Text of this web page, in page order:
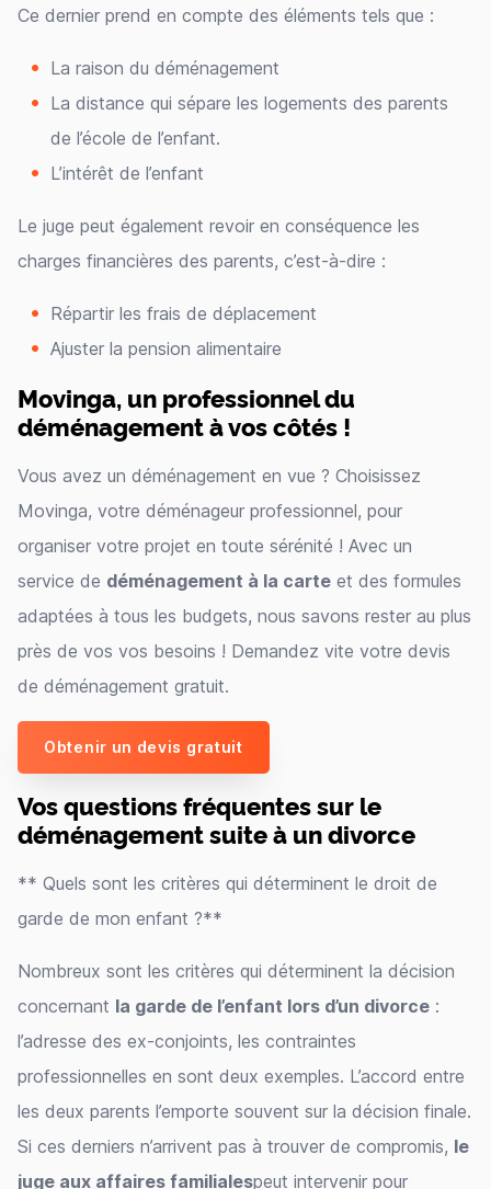
Ce dernier prend en compte des éléments tels que :
La raison du déménagement
La distance qui sépare les logements des parents
de l’école de l’enfant.
L’intérêt de l’enfant
Le juge peut également revoir en conséquence les
charges financières des parents, c’est-à-dire :
Répartir les frais de déplacement
Ajuster la pension alimentaire
Movinga, un professionnel du
déménagement à vos côtés !
Vous avez un déménagement en vue ? Choisissez
Movinga, votre déménageur professionnel, pour
organiser votre projet en toute sérénité ! Avec un
service de déménagement à la carte et des formules
adaptées à tous les budgets, nous savons rester au plus
près de vos vos besoins ! Demandez vite votre devis
de déménagement gratuit.
Obtenir un devis gratuit
Vos questions fréquentes sur le
déménagement suite à un divorce
** Quels sont les critères qui déterminent le droit de
garde de mon enfant ?**
Nombreux sont les critères qui déterminent la décision
concernant la garde de l’enfant lors d’un divorce :
l’adresse des ex-conjoints, les contraintes
professionnelles en sont deux exemples. L’accord entre
les deux parents l’emporte souvent sur la décision finale.
Si ces derniers n’arrivent pas à trouver de compromis, le
juge aux affaires familialespeut intervenir pour